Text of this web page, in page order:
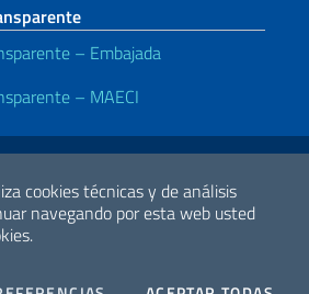
cookies técnicas y de análisis
navegando por esta web usted
– Embajada
– MAECI